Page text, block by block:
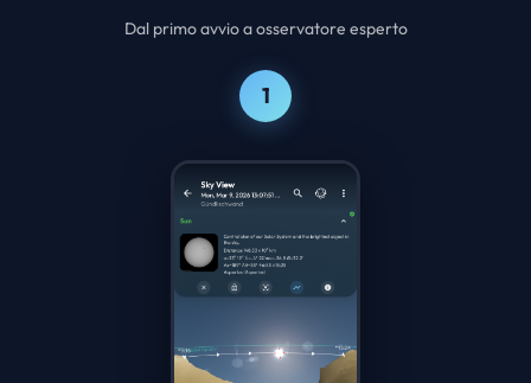
Dal primo avvio a osservatore esperto
1